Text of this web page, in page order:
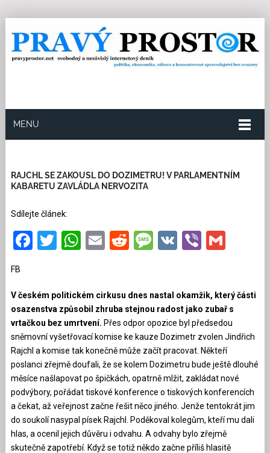
MENU
RAJCHL SE ZAKOUSL DO DOZIMETRU! V PARLAMENTNÍM
KABARETU ZAVLÁDLA NERVOZITA
Sdílejte článek:
Facebook
Twitter
WhatsApp
EmailRedditMessage
VKViber
FB
V českém politickém cirkusu dnes nastal okamžik, který části
osazenstva způsobil zhruba stejnou radost jako zubař s
vrtačkou bez umrtvení. Přes odpor opozice byl předsedou
sněmovní vyšetřovací komise ke kauze Dozimetr zvolen Jindřich
Rajchl a komise tak konečně může začít pracovat. Někteří
poslanci zřejmě doufali, že se kolem Dozimetru bude ještě dlouhé
měsíce našlapovat po špičkách, opatrně mlžit, zakládat nové
podvýbory, pořádat tiskové konference o tiskových konferencích
a čekat, až veřejnost začne řešit něco jiného. Jenže tentokrát jim
do soukolí nasypal písek Rajchl. Poděkoval kolegům, kteří mu dali
hlas, a ocenil jejich důvěru i odvahu. A odvahy bylo zřejmě
skutečně zapotřebí. Když se totiž někdo začne příliš hlasitě